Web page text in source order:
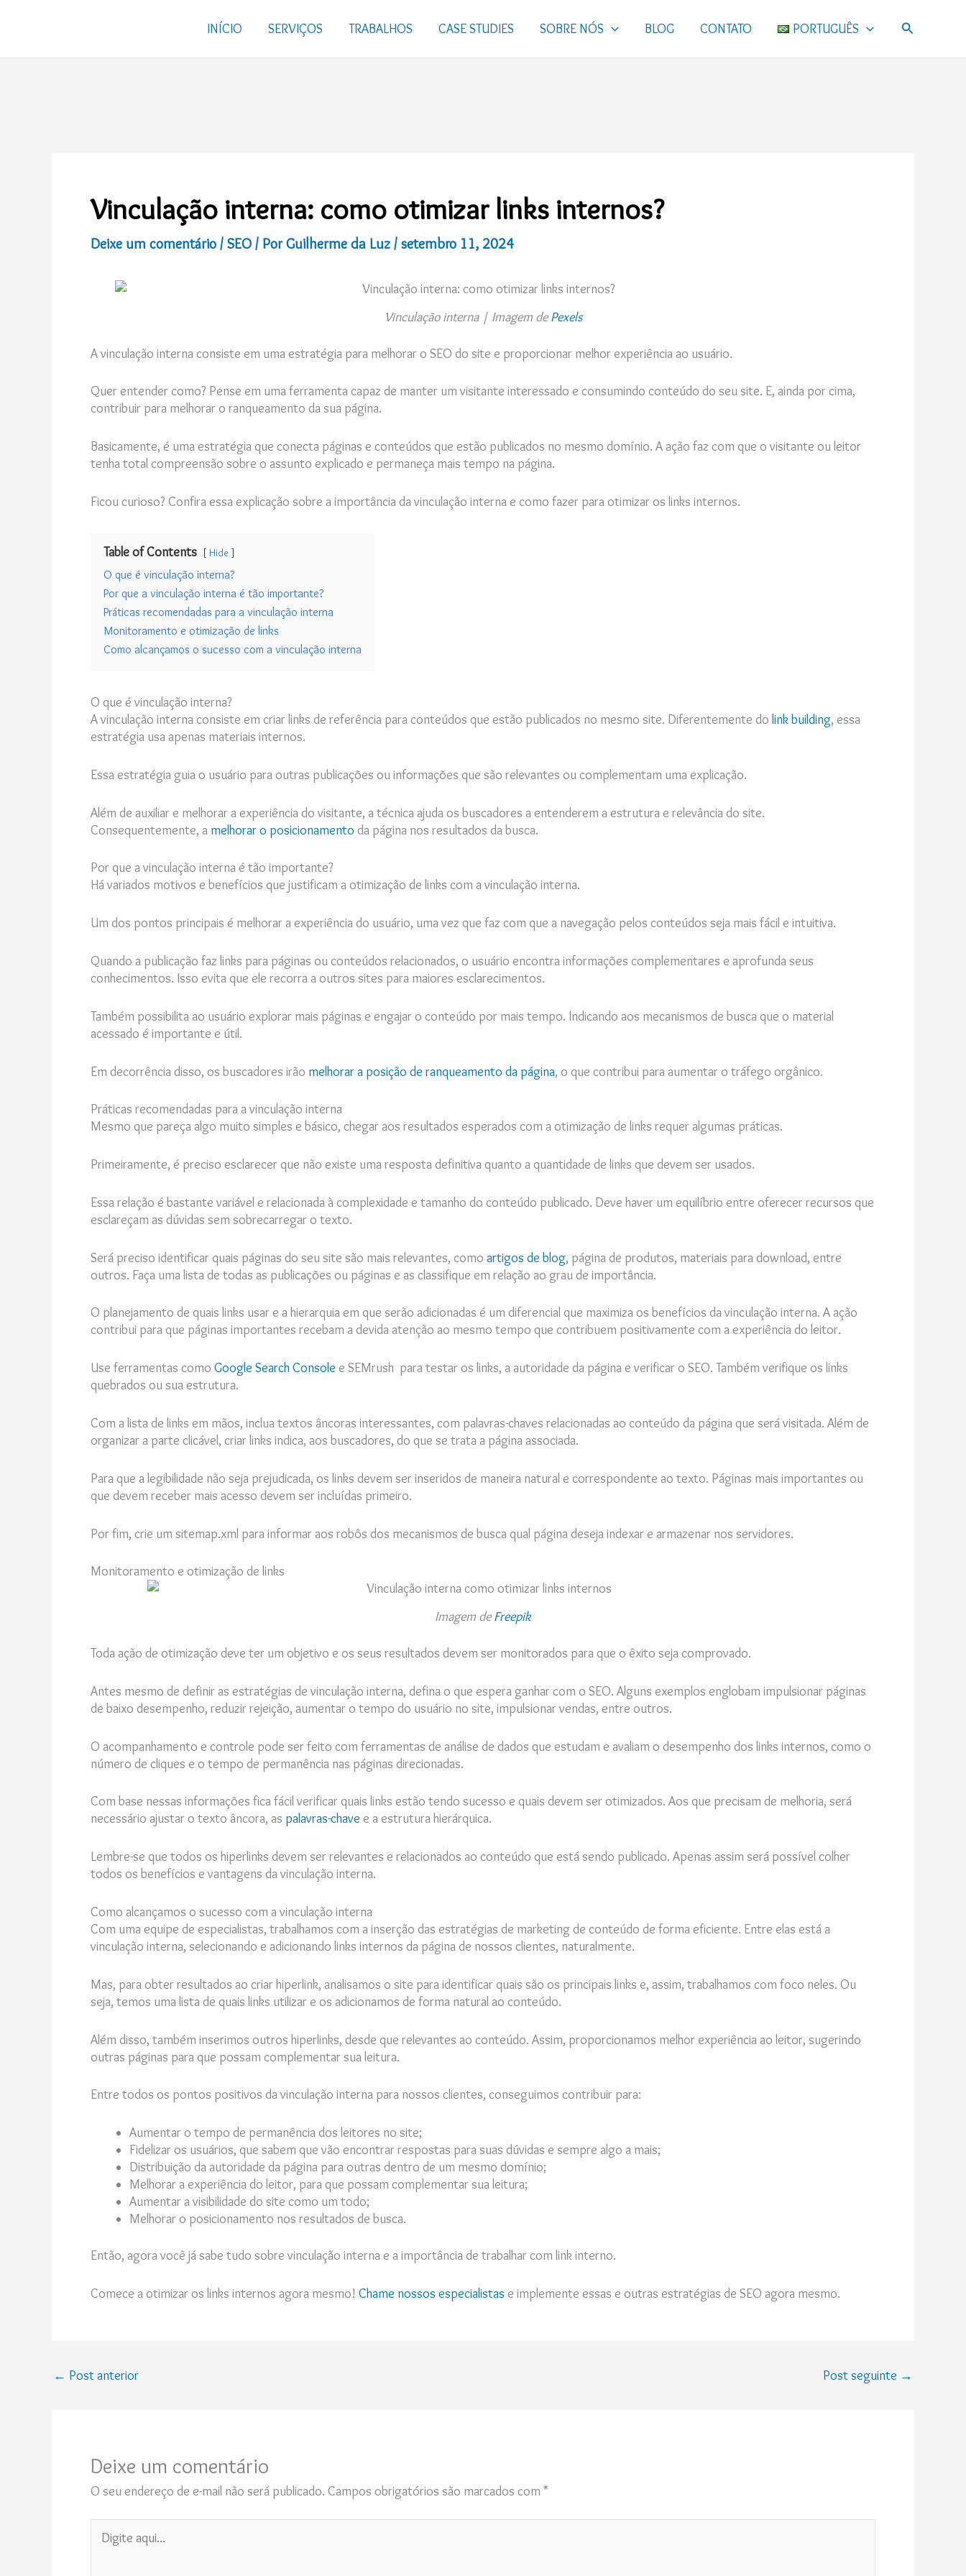
conteúdo
INÍCIO SERVIÇOS TRABALHOS CASE STUDIES SOBRE NÓS BLOG CONTATO PORTUGUÊS Pesquisar
Vinculação interna: como otimizar links internos?
Deixe um comentário / SEO / PorGuilherme da Luz / setembro 11, 2024
Vinculação interna | Imagem dePexels
A vinculação interna consiste em uma estratégia para melhorar o SEO do site e proporcionar melhor experiência ao usuário.
Quer entender como? Pense em uma ferramenta capaz de manter um visitante interessado e consumindo conteúdo do seu site. E, ainda por cima,
contribuir para melhorar o ranqueamento da sua página.
Basicamente, é uma estratégia que conecta páginas e conteúdos que estão publicados no mesmo domínio. A ação faz com que o visitante ou leitor
tenha total compreensão sobre o assunto explicado e permaneça mais tempo na página.
Ficou curioso? Confira essa explicação sobre a importância da vinculação interna e como fazer para otimizar os links internos.
Table of Contents Hide
O que é vinculação interna?
Por que a vinculação interna é tão importante?
Práticas recomendadas para a vinculação interna
Monitoramento e otimização de links
Como alcançamos o sucesso com a vinculação interna
O que é vinculação interna?
A vinculação interna consiste em criar links de referência para conteúdos que estão publicados no mesmo site. Diferentemente do link building, essa
estratégia usa apenas materiais internos.
Essa estratégia guia o usuário para outras publicações ou informações que são relevantes ou complementam uma explicação.
Além de auxiliar e melhorar a experiência do visitante, a técnica ajuda os buscadores a entenderem a estrutura e relevância do site.
Consequentemente, a melhorar o posicionamento da página nos resultados da busca.
Por que a vinculação interna é tão importante?
Há variados motivos e benefícios que justificam a otimização de links com a vinculação interna.
Um dos pontos principais é melhorar a experiência do usuário, uma vez que faz com que a navegação pelos conteúdos seja mais fácil e intuitiva.
Quando a publicação faz links para páginas ou conteúdos relacionados, o usuário encontra informações complementares e aprofunda seus
conhecimentos. Isso evita que ele recorra a outros sites para maiores esclarecimentos.
Também possibilita ao usuário explorar mais páginas e engajar o conteúdo por mais tempo. Indicando aos mecanismos de busca que o material
acessado é importante e útil.
Em decorrência disso, os buscadores irão melhorar a posição de ranqueamento da página, o que contribui para aumentar o tráfego orgânico.
Práticas recomendadas para a vinculação interna
Mesmo que pareça algo muito simples e básico, chegar aos resultados esperados com a otimização de links requer algumas práticas.
Primeiramente, é preciso esclarecer que não existe uma resposta definitiva quanto a quantidade de links que devem ser usados.
Essa relação é bastante variável e relacionada à complexidade e tamanho do conteúdo publicado. Deve haver um equilíbrio entre oferecer recursos que
esclareçam as dúvidas sem sobrecarregar o texto.
Será preciso identificar quais páginas do seu site são mais relevantes, como artigos de blog, página de produtos, materiais para download, entre
outros. Faça uma lista de todas as publicações ou páginas e as classifique em relação ao grau de importância.
O planejamento de quais links usar e a hierarquia em que serão adicionadas é um diferencial que maximiza os benefícios da vinculação interna. A ação
contribui para que páginas importantes recebam a devida atenção ao mesmo tempo que contribuem positivamente com a experiência do leitor.
Use ferramentas como Google Search Console e SEMrush para testar os links, a autoridade da página e verificar o SEO. Também verifique os links
quebrados ou sua estrutura.
Com a lista de links em mãos, inclua textos âncoras interessantes, com palavras-chaves relacionadas ao conteúdo da página que será visitada. Além de
organizar a parte clicável, criar links indica, aos buscadores, do que se trata a página associada.
Para que a legibilidade não seja prejudicada, os links devem ser inseridos de maneira natural e correspondente ao texto. Páginas mais importantes ou
que devem receber mais acesso devem ser incluídas primeiro.
Por fim, crie um sitemap.xml para informar aos robôs dos mecanismos de busca qual página deseja indexar e armazenar nos servidores.
Monitoramento e otimização de links
Imagem deFreepik
Toda ação de otimização deve ter um objetivo e os seus resultados devem ser monitorados para que o êxito seja comprovado.
Antes mesmo de definir as estratégias de vinculação interna, defina o que espera ganhar com o SEO. Alguns exemplos englobam impulsionar páginas
de baixo desempenho, reduzir rejeição, aumentar o tempo do usuário no site, impulsionar vendas, entre outros.
O acompanhamento e controle pode ser feito com ferramentas de análise de dados que estudam e avaliam o desempenho dos links internos, como o
número de cliques e o tempo de permanência nas páginas direcionadas.
Com base nessas informações fica fácil verificar quais links estão tendo sucesso e quais devem ser otimizados. Aos que precisam de melhoria, será
necessário ajustar o texto âncora, as palavras-chave e a estrutura hierárquica.
Lembre-se que todos os hiperlinks devem ser relevantes e relacionados ao conteúdo que está sendo publicado. Apenas assim será possível colher
todos os benefícios e vantagens da vinculação interna.
Como alcançamos o sucesso com a vinculação interna
Com uma equipe de especialistas, trabalhamos com a inserção das estratégias de marketing de conteúdo de forma eficiente. Entre elas está a
vinculação interna, selecionando e adicionando links internos da página de nossos clientes, naturalmente.
Mas, para obter resultados ao criar hiperlink, analisamos o site para identificar quais são os principais links e, assim, trabalhamos com foco neles. Ou
seja, temos uma lista de quais links utilizar e os adicionamos de forma natural ao conteúdo.
Além disso, também inserimos outros hiperlinks, desde que relevantes ao conteúdo. Assim, proporcionamos melhor experiência ao leitor, sugerindo
outras páginas para que possam complementar sua leitura.
Entre todos os pontos positivos da vinculação interna para nossos clientes, conseguimos contribuir para:
Aumentar o tempo de permanência dos leitores no site;
Fidelizar os usuários, que sabem que vão encontrar respostas para suas dúvidas e sempre algo a mais;
Distribuição da autoridade da página para outras dentro de um mesmo domínio;
Melhorar a experiência do leitor, para que possam complementar sua leitura;
Aumentar a visibilidade do site como um todo;
Melhorar o posicionamento nos resultados de busca.
Então, agora você já sabe tudo sobre vinculação interna e a importância de trabalhar com link interno.
Comece a otimizar os links internos agora mesmo! Chame nossos especialistas e implemente essas e outras estratégias de SEO agora mesmo.
← Post anterior Post seguinte →
Deixe um comentário
O seu endereço de e-mail não será publicado. Campos obrigatórios são marcados com*
aqui...